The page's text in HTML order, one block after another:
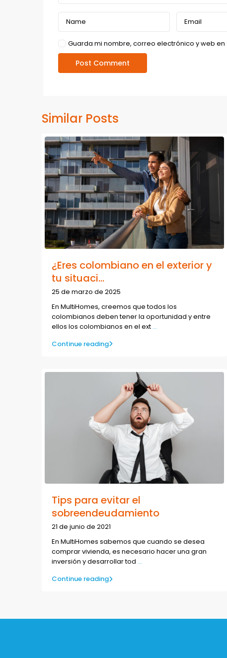
Guarda mi nombre, correo electrónico y web
Similar Posts
¿Eres colombiano en el exterior y
tu situaci...
25 de marzo de 2025
En MultiHomes, creemos que todos los
colombianos deben tener la oportunidad y entre
ellos los colombianos en el ext ...
Continue reading
Tips para evitar el
sobreendeudamiento
21 de junio de 2021
En MultiHomes sabemos que cuando se desea
comprar vivienda, es necesario hacer una gran
inversión y desarrollar tod ...
Continue reading